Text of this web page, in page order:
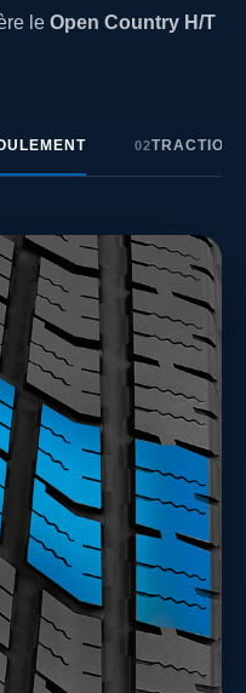
le Open Country H/T
02TRACTION